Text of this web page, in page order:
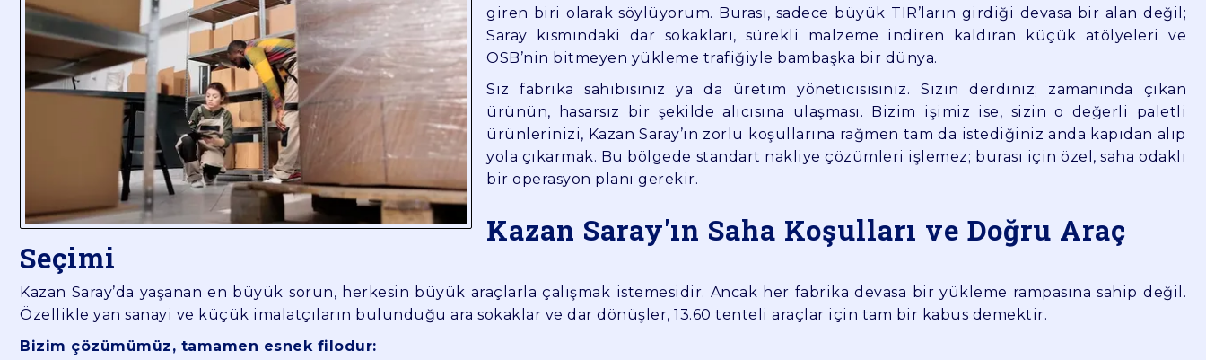
giren biri olarak söylüyorum. Burası, sadece büyük TIR’ların girdiği devasa bir alan değil;
Saray kısmındaki dar sokakları, sürekli malzeme indiren kaldıran küçük atölyeleri ve
OSB’nin bitmeyen yükleme trafiğiyle bambaşka bir dünya.
Siz fabrika sahibisiniz ya da üretim yöneticisisiniz. Sizin derdiniz; zamanında çıkan
ürünün, hasarsız bir şekilde alıcısına ulaşması. Bizim işimiz ise, sizin o değerli paletli
ürünlerinizi, Kazan Saray’ın zorlu koşullarına rağmen tam da istediğiniz anda kapıdan alıp
yola çıkarmak. Bu bölgede standart nakliye çözümleri işlemez; burası için özel, saha odaklı
bir operasyon planı gerekir.
Kazan Saray'ın Saha Koşulları ve Doğru Araç
Seçimi
Kazan Saray’da yaşanan en büyük sorun, herkesin büyük araçlarla çalışmak istemesidir. Ancak her fabrika devasa bir yükleme rampasına sahip değil.
Özellikle yan sanayi ve küçük imalatçıların bulunduğu ara sokaklar ve dar dönüşler, 13.60 tenteli araçlar için tam bir kabus demektir.
Bizim çözümümüz, tamamen esnek filodur: